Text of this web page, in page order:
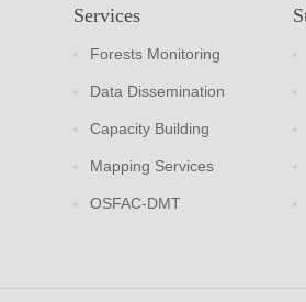
Services
Forests Monitoring
Data Dissemination
Capacity Building
Mapping Services
OSFAC-DMT